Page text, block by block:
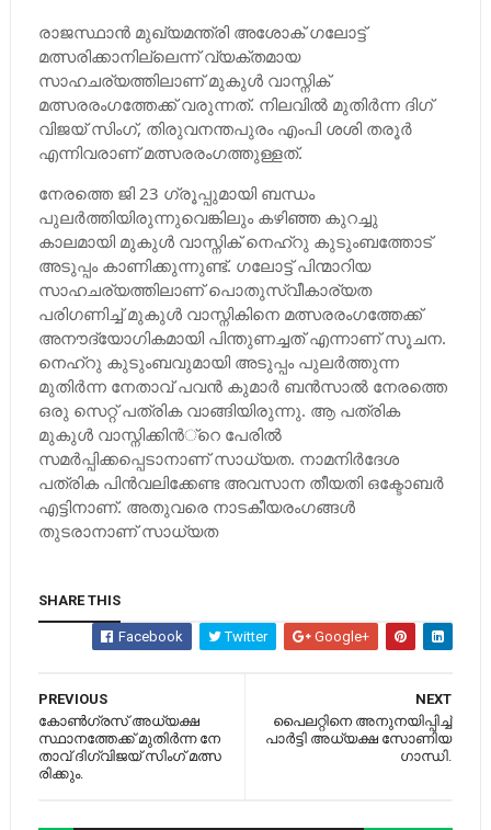
രാജസ്ഥാന്‍ മുഖ്യമന്ത്രി അശോക് ഗലോട്ട്
മത്സരിക്കാനില്ലെന്ന് വ്യക്തമായ
സാഹചര്യത്തിലാണ് മുകുള്‍ വാസ്നിക്
മത്സരരംഗത്തേക്ക് വരുന്നത്. നിലവില്‍ മുതിര്‍ന്ന ദിഗ്
വിജയ് സിംഗ്, തിരുവനന്തപുരം എംപി ശശി തരൂ‍ര്‍
എന്നിവരാണ് മത്സരരംഗത്തുള്ളത്.
നേരത്തെ ജി 23 ഗ്രൂപ്പുമായി ബന്ധം
പുലര്‍ത്തിയിരുന്നുവെങ്കിലും കഴിഞ്ഞ കുറച്ചു
കാലമായി മുകുള്‍ വാസ്നിക് നെഹ്റു കുടുംബത്തോട്
അടുപ്പം കാണിക്കുന്നുണ്ട്. ഗലോട്ട് പിന്മാറിയ
സാഹചര്യത്തിലാണ് പൊതുസ്വീകാര്യത
പരിഗണിച്ച്‌ മുകുള്‍ വാസ്നികിനെ മത്സരരംഗത്തേക്ക്
അനൗദ്യോഗികമായി പിന്തുണച്ചത് എന്നാണ് സൂചന.
നെഹ്റു കുടുംബവുമായി അടുപ്പം പുലര്‍ത്തുന്ന
മുതിര്‍ന്ന നേതാവ് പവന്‍ കുമാര്‍ ബന്‍സാല്‍ നേരത്തെ
ഒരു സെറ്റ് പത്രിക വാങ്ങിയിരുന്നു. ആ പത്രിക
മുകുള്‍ വാസ്നിക്കിന്‍്റെ പേരില്‍
സമര്‍പ്പിക്കപ്പെടാനാണ് സാധ്യത. നാമനിര്‍ദേശ
പത്രിക പിന്‍വലിക്കേണ്ട അവസാന തീയതി ഒക്ടോബര്‍
എട്ടിനാണ്. അതുവരെ നാടകീയരംഗങ്ങള്‍
തുടരാനാണ് സാധ്യത
SHARE THIS
Facebook Twitter Google+
NEXT
പൈലറ്റിനെ അനുനയിപ്പിച്ച്‌
പാര്‍ട്ടി അധ്യക്ഷ സോണിയ
ഗാന്ധി.
PREVIOUS
കോ​ണ്‍​ഗ്ര​സ് അ​ധ്യ​ക്ഷ​
സ്ഥാ​ന​ത്തേ​ക്ക് മു​തി​ര്‍​ന്ന നേ​
താ​വ് ദി​ഗ്‌​വി​ജ​യ് സിം​ഗ് മ​ത്സ​​
രി​ക്കും.